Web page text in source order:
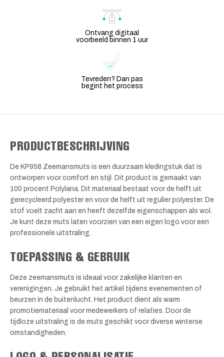
Ontvang digitaal
voorbeeld binnen 1 uur
Tevreden? Dan pas
begint het process
PRODUCTBESCHRIJVING
De KP958 Zeemansmuts is een duurzaam kledingstuk dat is
ontworpen voor comfort en stijl. Dit product is gemaakt van
100 procent Polylana. Dit materiaal bestaat voor de helft uit
gerecycleerd polyester en voor de helft uit regulier polyester. De
stof voelt zacht aan en heeft dezelfde eigenschappen als wol.
Je kunt deze muts laten voorzien van een eigen logo voor een
professionele uitstraling.
TOEPASSING & GEBRUIK
Deze zeemansmuts is ideaal voor zakelijke klanten en
verenigingen. Je gebruikt het artikel tijdens evenementen of
beurzen in de buitenlucht. Het product dient als warm
promotiemateriaal voor medewerkers of relaties. Door de
tijdloze uitstraling is de muts geschikt voor diverse winterse
omstandigheden.